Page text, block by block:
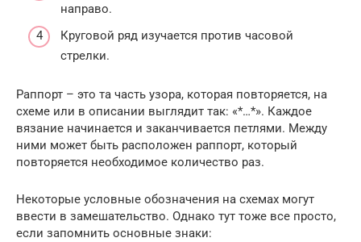
направо.
Круговой ряд изучается против часовой
стрелки.
Раппорт – это та часть узора, которая повторяется, на
схеме или в описании выглядит так: «*…*». Каждое
вязание начинается и заканчивается петлями. Между
ними может быть расположен раппорт, который
повторяется необходимое количество раз.
Некоторые условные обозначения на схемах могут
ввести в замешательство. Однако тут тоже все просто,
если запомнить основные знаки: